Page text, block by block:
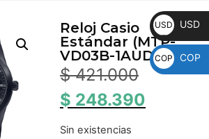
Reloj Casio
Estándar (MTP-
VD03B-1AUDF)
$421.000
$ 248.390
Sin existencias
USD USD
COP COP